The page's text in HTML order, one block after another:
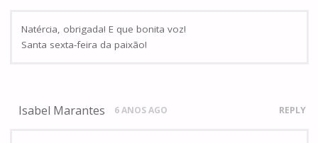
Natércia, obrigada! E que bonita voz!
Santa sexta-feira da paixão!
Isabel Marantes 6 ANOS AGO REPLY